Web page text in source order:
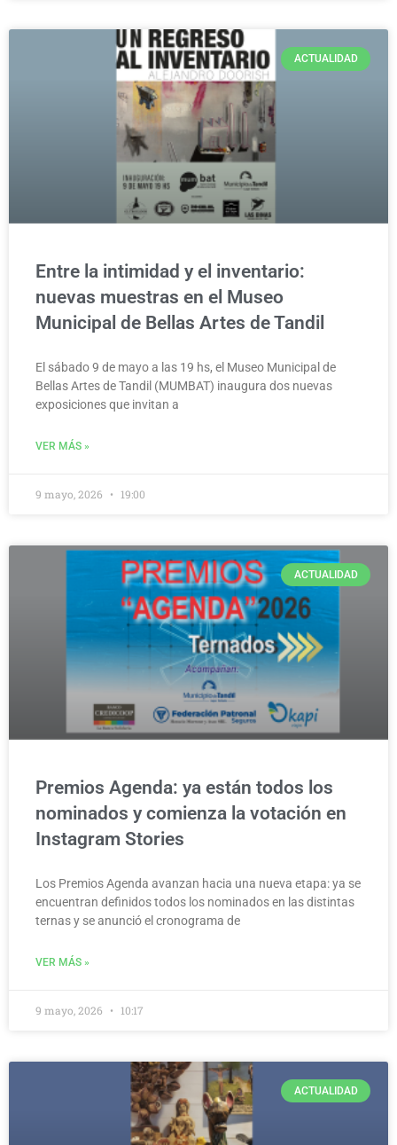
ACTUALIDAD
Entre la intimidad y el inventario:
nuevas muestras en el Museo
Municipal de Bellas Artes de Tandil
El sábado 9 de mayo a las 19 hs, el Museo Municipal de
Bellas Artes de Tandil (MUMBAT) inaugura dos nuevas
exposiciones que invitan a
VER MÁS »
9 mayo, 2026 19:00
ACTUALIDAD
Premios Agenda: ya están todos los
nominados y comienza la votación en
Instagram Stories
Los Premios Agenda avanzan hacia una nueva etapa: ya se
encuentran definidos todos los nominados en las distintas
ternas y se anunció el cronograma de
VER MÁS »
9 mayo, 2026 10:17
ACTUALIDAD